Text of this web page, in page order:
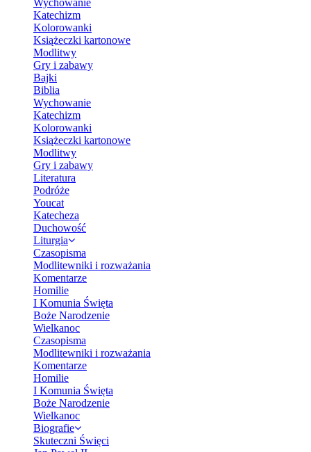
Wychowanie
Katechizm
Kolorowanki
Książeczki kartonowe
Modlitwy
Gry i zabawy
Bajki
Biblia
Wychowanie
Katechizm
Kolorowanki
Książeczki kartonowe
Modlitwy
Gry i zabawy
Literatura
Podróże
Youcat
Katecheza
Duchowość
Liturgia
Czasopisma
Modlitewniki i rozważania
Komentarze
Homilie
I Komunia Święta
Boże Narodzenie
Wielkanoc
Czasopisma
Modlitewniki i rozważania
Komentarze
Homilie
I Komunia Święta
Boże Narodzenie
Wielkanoc
Biografie
Skuteczni Święci